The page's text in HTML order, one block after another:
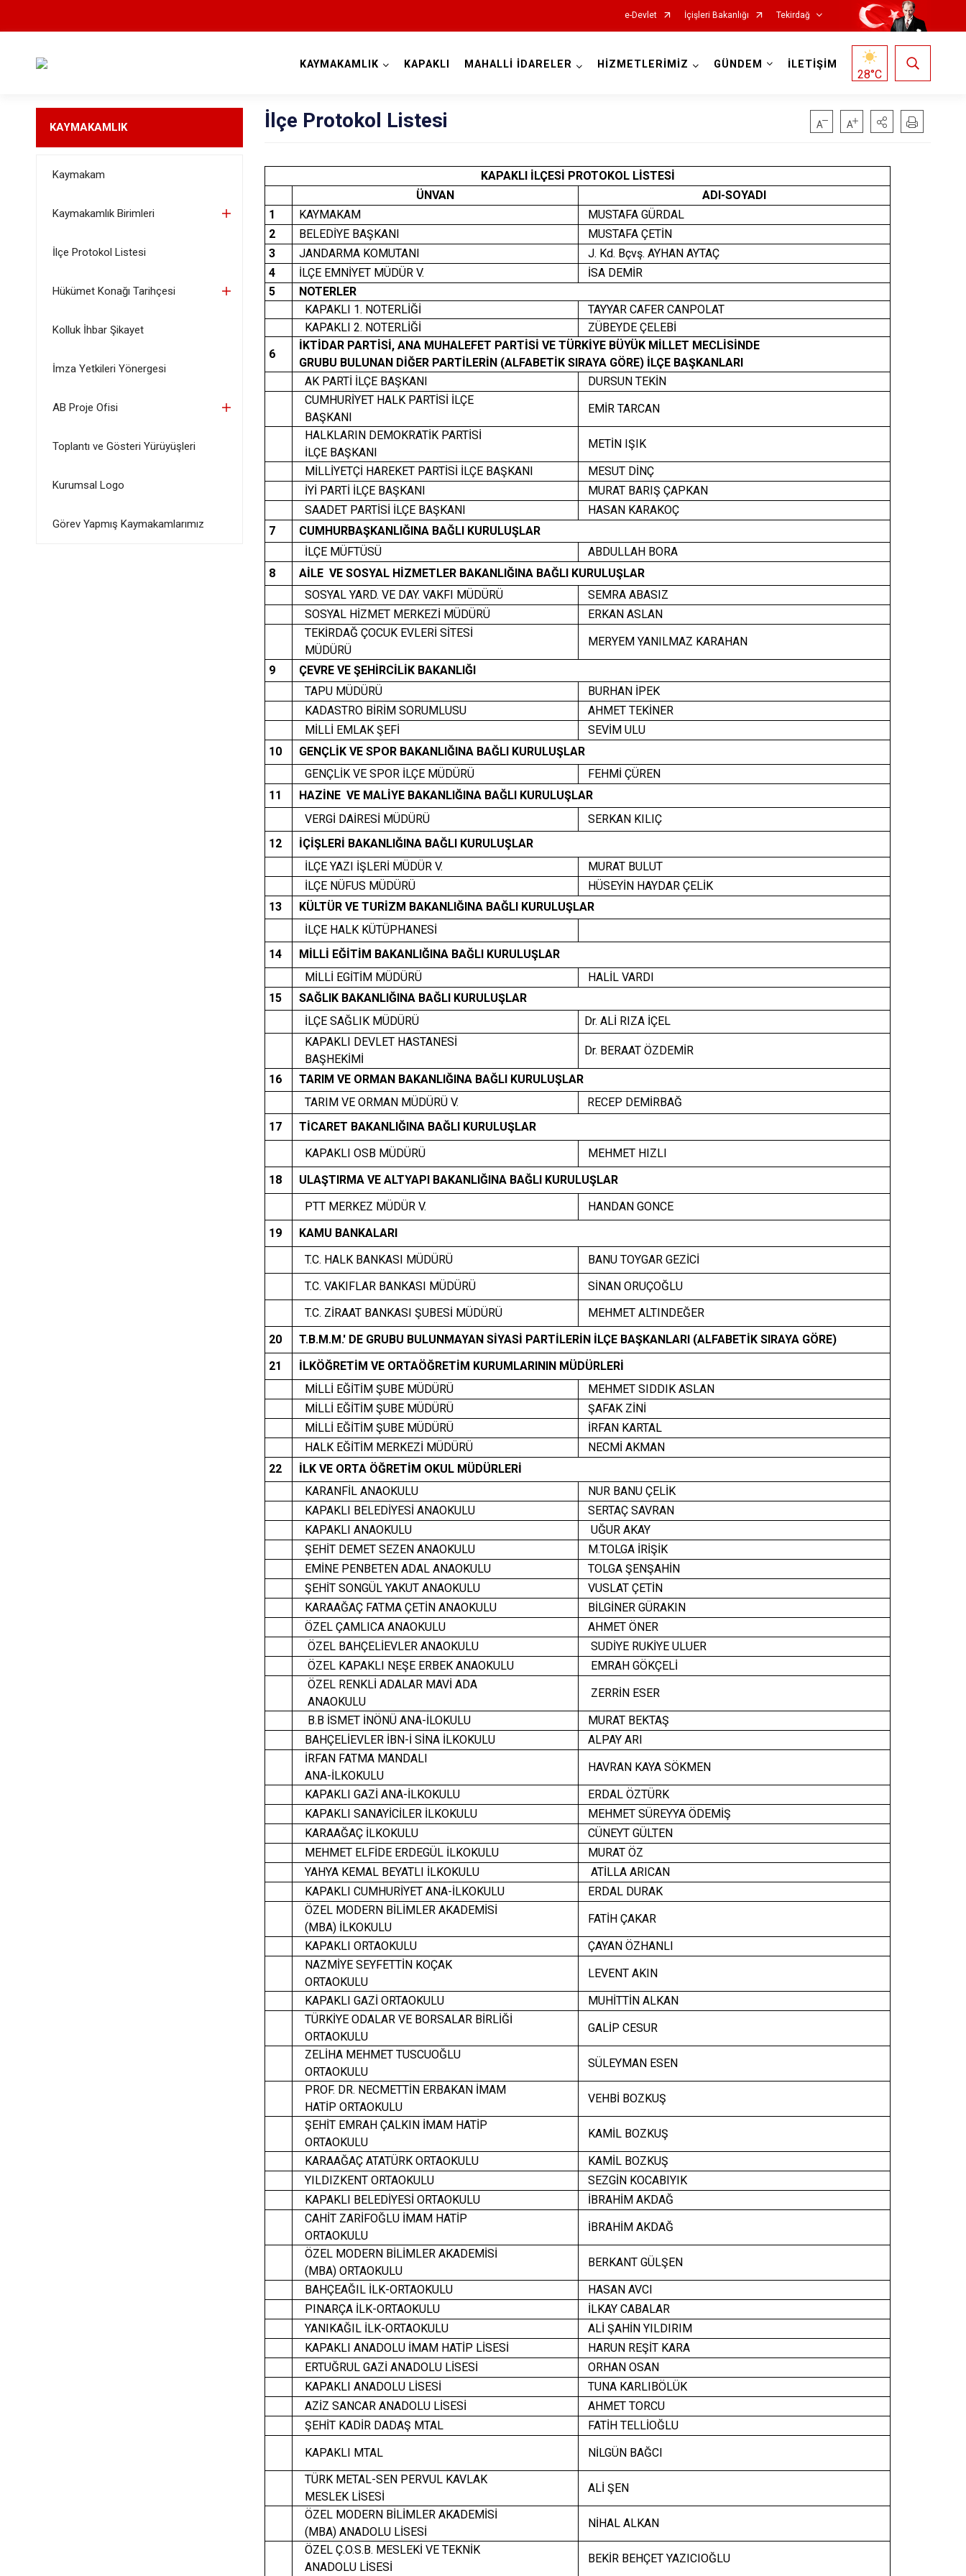
e-Devlet İçişleri Bakanlığı Tekirdağ
Çerkezköy
Çorlu
Hayrabolu
Malkara
Marmaraereğlisi
Muratlı
Şarköy
Süleymanpaşa
Kapaklı
KAYMAKAMLIK KAPAKLI MAHALLİ İDARELER HİZMETLERİMİZ GÜNDEM İLETİŞİM
28°C
KAYMAKAMLIK
Kaymakam
Kaymakamlık Birimleri
İlçe Protokol Listesi
Hükümet Konağı Tarihçesi
Kolluk İhbar Şikayet
İmza Yetkileri Yönergesi
AB Proje Ofisi
Toplantı ve Gösteri Yürüyüşleri
Kurumsal Logo
Görev Yapmış Kaymakamlarımız
İlçe Protokol Listesi
KAPAKLI İLÇESİ PROTOKOL LİSTESİ
ÜNVAN
ADI-SOYADI
1
KAYMAKAM
MUSTAFA GÜRDAL
2
BELEDİYE BAŞKANI
MUSTAFA ÇETİN
3
JANDARMA KOMUTANI
J. Kd. Bçvş. AYHAN AYTAÇ
4
İLÇE EMNİYET MÜDÜR V.
İSA DEMİR
5
NOTERLER
KAPAKLI 1. NOTERLİĞİ
TAYYAR CAFER CANPOLAT
KAPAKLI 2. NOTERLİĞİ
ZÜBEYDE ÇELEBİ
6
İKTİDAR PARTİSİ, ANA MUHALEFET PARTİSİ VE TÜRKİYE BÜYÜK MİLLET MECLİSİNDE
GRUBU BULUNAN DİĞER PARTİLERİN (ALFABETİK SIRAYA GÖRE) İLÇE BAŞKANLARI
AK PARTİ İLÇE BAŞKANI
DURSUN TEKİN
CUMHURİYET HALK PARTİSİ İLÇE
BAŞKANI
EMİR TARCAN
HALKLARIN DEMOKRATİK PARTİSİ
İLÇE BAŞKANI
METİN IŞIK
MİLLİYETÇİ HAREKET PARTİSİ İLÇE BAŞKANI
MESUT DİNÇ
İYİ PARTİ İLÇE BAŞKANI
MURAT BARIŞ ÇAPKAN
SAADET PARTİSİ İLÇE BAŞKANI
HASAN KARAKOÇ
7
CUMHURBAŞKANLIĞINA BAĞLI KURULUŞLAR
İLÇE MÜFTÜSÜ
ABDULLAH BORA
8
AİLE VE SOSYAL HİZMETLER BAKANLIĞINA BAĞLI KURULUŞLAR
SOSYAL YARD. VE DAY. VAKFI MÜDÜRÜ
SEMRA ABASIZ
SOSYAL HİZMET MERKEZİ MÜDÜRÜ
ERKAN ASLAN
TEKİRDAĞ ÇOCUK EVLERİ SİTESİ
MÜDÜRÜ
MERYEM YANILMAZ KARAHAN
9
ÇEVRE VE ŞEHİRCİLİK BAKANLIĞI
TAPU MÜDÜRÜ
BURHAN İPEK
KADASTRO BİRİM SORUMLUSU
AHMET TEKİNER
MİLLİ EMLAK ŞEFİ
SEVİM ULU
10
GENÇLİK VE SPOR BAKANLIĞINA BAĞLI KURULUŞLAR
GENÇLİK VE SPOR İLÇE MÜDÜRÜ
FEHMİ ÇÜREN
11
HAZİNE VE MALİYE BAKANLIĞINA BAĞLI KURULUŞLAR
VERGİ DAİRESİ MÜDÜRÜ
SERKAN KILIÇ
12
İÇİŞLERİ BAKANLIĞINA BAĞLI KURULUŞLAR
İLÇE YAZI İŞLERİ MÜDÜR V.
MURAT BULUT
İLÇE NÜFUS MÜDÜRÜ
HÜSEYİN HAYDAR ÇELİK
13
KÜLTÜR VE TURİZM BAKANLIĞINA BAĞLI KURULUŞLAR
İLÇE HALK KÜTÜPHANESİ
14
MİLLİ EĞİTİM BAKANLIĞINA BAĞLI KURULUŞLAR
MİLLİ EGİTİM MÜDÜRÜ
HALİL VARDI
15
SAĞLIK BAKANLIĞINA BAĞLI KURULUŞLAR
İLÇE SAĞLIK MÜDÜRÜ
Dr. ALİ RIZA İÇEL
KAPAKLI DEVLET HASTANESİ
BAŞHEKİMİ
Dr. BERAAT ÖZDEMİR
16
TARIM VE ORMAN BAKANLIĞINA BAĞLI KURULUŞLAR
TARIM VE ORMAN MÜDÜRÜ V.
RECEP DEMİRBAĞ
17
TİCARET BAKANLIĞINA BAĞLI KURULUŞLAR
KAPAKLI OSB MÜDÜRÜ
MEHMET HIZLI
18
ULAŞTIRMA VE ALTYAPI BAKANLIĞINA BAĞLI KURULUŞLAR
PTT MERKEZ MÜDÜR V.
HANDAN GONCE
19
KAMU BANKALARI
T.C. HALK BANKASI MÜDÜRÜ
BANU TOYGAR GEZİCİ
T.C. VAKIFLAR BANKASI MÜDÜRÜ
SİNAN ORUÇOĞLU
T.C. ZİRAAT BANKASI ŞUBESİ MÜDÜRÜ
MEHMET ALTINDEĞER
20
T.B.M.M.' DE GRUBU BULUNMAYAN SİYASİ PARTİLERİN İLÇE BAŞKANLARI (ALFABETİK SIRAYA GÖRE)
21
İLKÖĞRETİM VE ORTAÖĞRETİM KURUMLARININ MÜDÜRLERİ
MİLLİ EĞİTİM ŞUBE MÜDÜRÜ
MEHMET SIDDIK ASLAN
MİLLİ EĞİTİM ŞUBE MÜDÜRÜ
ŞAFAK ZİNİ
MİLLİ EĞİTİM ŞUBE MÜDÜRÜ
İRFAN KARTAL
HALK EĞİTİM MERKEZİ MÜDÜRÜ
NECMİ AKMAN
22
İLK VE ORTA ÖĞRETİM OKUL MÜDÜRLERİ
KARANFİL ANAOKULU
NUR BANU ÇELİK
KAPAKLI BELEDİYESİ ANAOKULU
SERTAÇ SAVRAN
KAPAKLI ANAOKULU
UĞUR AKAY
ŞEHİT DEMET SEZEN ANAOKULU
M.TOLGA İRİŞİK
EMİNE PENBETEN ADAL ANAOKULU
TOLGA ŞENŞAHİN
ŞEHİT SONGÜL YAKUT ANAOKULU
VUSLAT ÇETİN
KARAAĞAÇ FATMA ÇETİN ANAOKULU
BİLGİNER GÜRAKIN
ÖZEL ÇAMLICA ANAOKULU
AHMET ÖNER
ÖZEL BAHÇELİEVLER ANAOKULU
SUDİYE RUKİYE ULUER
ÖZEL KAPAKLI NEŞE ERBEK ANAOKULU
EMRAH GÖKÇELİ
ÖZEL RENKLİ ADALAR MAVİ ADA
ANAOKULU
ZERRİN ESER
B.B İSMET İNÖNÜ ANA-İLOKULU
MURAT BEKTAŞ
BAHÇELİEVLER İBN-İ SİNA İLKOKULU
ALPAY ARI
İRFAN FATMA MANDALI
ANA-İLKOKULU
HAVRAN KAYA SÖKMEN
KAPAKLI GAZİ ANA-İLKOKULU
ERDAL ÖZTÜRK
KAPAKLI SANAYİCİLER İLKOKULU
MEHMET SÜREYYA ÖDEMİŞ
KARAAĞAÇ İLKOKULU
CÜNEYT GÜLTEN
MEHMET ELFİDE ERDEGÜL İLKOKULU
MURAT ÖZ
YAHYA KEMAL BEYATLI İLKOKULU
ATİLLA ARICAN
KAPAKLI CUMHURİYET ANA-İLKOKULU
ERDAL DURAK
ÖZEL MODERN BİLİMLER AKADEMİSİ
(MBA) İLKOKULU
FATİH ÇAKAR
KAPAKLI ORTAOKULU
ÇAYAN ÖZHANLI
NAZMİYE SEYFETTİN KOÇAK
ORTAOKULU
LEVENT AKIN
KAPAKLI GAZİ ORTAOKULU
MUHİTTİN ALKAN
TÜRKİYE ODALAR VE BORSALAR BİRLİĞİ
ORTAOKULU
GALİP CESUR
ZELİHA MEHMET TUSCUOĞLU
ORTAOKULU
SÜLEYMAN ESEN
PROF. DR. NECMETTİN ERBAKAN İMAM
HATİP ORTAOKULU
VEHBİ BOZKUŞ
ŞEHİT EMRAH ÇALKIN İMAM HATİP
ORTAOKULU
KAMİL BOZKUŞ
KARAAĞAÇ ATATÜRK ORTAOKULU
KAMİL BOZKUŞ
YILDIZKENT ORTAOKULU
SEZGİN KOCABIYIK
KAPAKLI BELEDİYESİ ORTAOKULU
İBRAHİM AKDAĞ
CAHİT ZARİFOĞLU İMAM HATİP
ORTAOKULU
İBRAHİM AKDAĞ
ÖZEL MODERN BİLİMLER AKADEMİSİ
(MBA) ORTAOKULU
BERKANT GÜLŞEN
BAHÇEAĞIL İLK-ORTAOKULU
HASAN AVCI
PINARÇA İLK-ORTAOKULU
İLKAY CABALAR
YANIKAĞIL İLK-ORTAOKULU
ALİ ŞAHİN YILDIRIM
KAPAKLI ANADOLU İMAM HATİP LİSESİ
HARUN REŞİT KARA
ERTUĞRUL GAZİ ANADOLU LİSESİ
ORHAN OSAN
KAPAKLI ANADOLU LİSESİ
TUNA KARLIBÖLÜK
AZİZ SANCAR ANADOLU LİSESİ
AHMET TORCU
ŞEHİT KADİR DADAŞ MTAL
FATİH TELLİOĞLU
KAPAKLI MTAL
NİLGÜN BAĞCI
TÜRK METAL-SEN PERVUL KAVLAK
MESLEK LİSESİ
ALİ ŞEN
ÖZEL MODERN BİLİMLER AKADEMİSİ
(MBA) ANADOLU LİSESİ
NİHAL ALKAN
ÖZEL Ç.O.S.B. MESLEKİ VE TEKNİK
ANADOLU LİSESİ
BEKİR BEHÇET YAZICIOĞLU